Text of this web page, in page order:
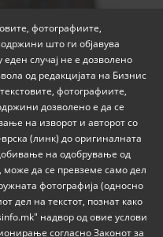
фотографиите,
што ги објавува
случај не е дозволено
од редакцијата на Бизнис
фотографиите,
дозволено е да се
на изворот и авторот со
(линк) до оригиналната
на одобрување од
може да се превземе само дел
фотографија (односно
дел на текстот, познат како
надвор од овие услови
согласно Законот за